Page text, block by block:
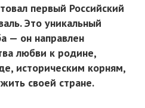
первый Российский
Это уникальный
— он направлен
любви к родине,
историческим корням,
своей стране.